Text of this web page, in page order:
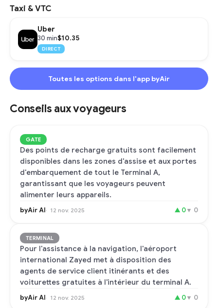
Taxi & VTC
Uber
30 min$10.35
DIRECT
Toutes les options dans l'app byAir
Conseils aux voyageurs
GATE
Des points de recharge gratuits sont facilement
disponibles dans les zones d'assise et aux portes
d'embarquement de tout le Terminal A,
garantissant que les voyageurs peuvent
alimenter leurs appareils.
byAir AI 12 nov. 2025 ▲ 0▼ 0
TERMINAL
Pour l'assistance à la navigation, l'aéroport
international Zayed met à disposition des
agents de service client itinérants et des
voiturettes gratuites à l'intérieur du terminal A.
byAir AI 12 nov. 2025 ▲ 0▼ 0